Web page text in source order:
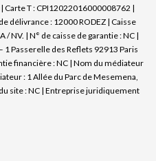
Carte T : CPI12022016000008762 |
délivrance : 12000 RODEZ | Caisse
/ NV. | N° de caisse de garantie : NC |
1 Passerelle des Reflets 92913 Paris
financière : NC | Nom du médiateur
: 1 Allée du Parc de Mesemena,
site : NC | Entreprise juridiquement